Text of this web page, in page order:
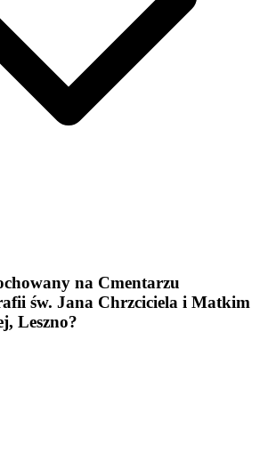
na Cmentarzu
św. Jana Chrzciciela i Matkim
Leszno?